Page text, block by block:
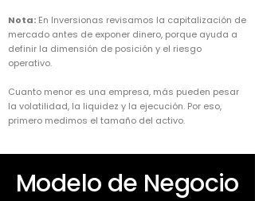
Nota: En Inversionas revisamos la capitalización de
mercado antes de exponer dinero, porque ayuda a
definir la dimensión de posición y el riesgo
operativo.
Cuanto menor es una empresa, más pueden pesar
la volatilidad, la liquidez y la ejecución. Por eso,
primero medimos el tamaño del activo.
Modelo de Negocio